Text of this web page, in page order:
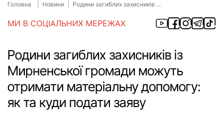
Головна
Окупація
Про нас
Війна
Гроші
Освіта
Інструкції
Медицина
ЖКГ
Історія
Головна Новини Родини загиблих захисників ...
МИ В СОЦІАЛЬНИХ МЕРЕЖАХ
Родини загиблих захисників із
Мирненської громади можуть
отримати матеріальну допомогу:
як та куди подати заяву